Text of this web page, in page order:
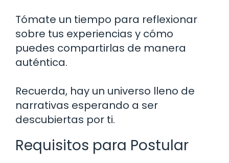
Tómate un tiempo para reflexionar
sobre tus experiencias y cómo
puedes compartirlas de manera
auténtica.
Recuerda, hay un universo lleno de
narrativas esperando a ser
descubiertas por ti.
Requisitos para Postular